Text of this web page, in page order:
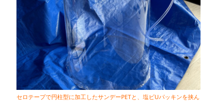
セロテープで円柱型に加工したサンデーPETと、塩ビUパッキンを挟ん